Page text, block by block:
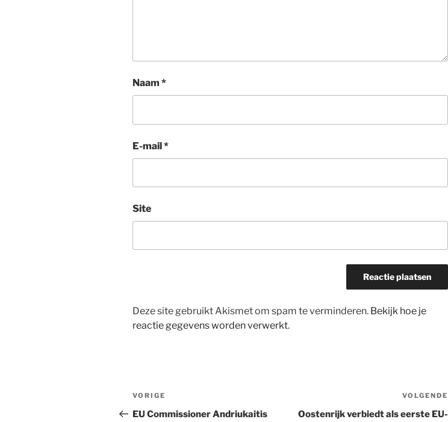
Naam *
E-mail*
Site
Deze site gebruikt Akismet om spam te verminderen. Bekijk hoe je
reactie gegevens worden verwerkt.
Bericht
navigatie
Vorig
bericht
VORIGE
EU Commissioner Andriukaitis
VOLGENDE
Oostenrijk verbiedt als eerste EU-